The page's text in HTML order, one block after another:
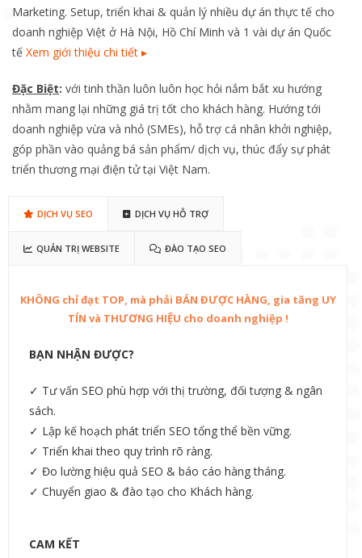
Marketing. Setup, triển khai & quản lý nhiều dự án thực tế cho
doanh nghiệp Việt ở Hà Nội, Hồ Chí Minh và 1 vài dự án Quốc
tế Xem giới thiệu chi tiết ▸
Đặc Biệt: với tinh thần luôn luôn học hỏi nắm bắt xu hướng
nhằm mang lại những giá trị tốt cho khách hàng. Hướng tới
doanh nghiệp vừa và nhỏ (SMEs), hỗ trợ cá nhân khởi nghiệp,
góp phần vào quảng bá sản phẩm/ dịch vụ, thúc đẩy sự phát
triển thương mại điện tử tại Việt Nam.
DỊCH VỤ SEO DỊCH VỤ HỖ TRỢ
QUẢN TRỊ WEBSITE ĐÀO TẠO SEO
KHÔNG chỉ đạt TOP, mà phải BÁN ĐƯỢC HÀNG, gia tăng UY
TÍN và THƯƠNG HIỆU cho doanh nghiệp !
BẠN NHẬN ĐƯỢC?
✓ Tư vấn SEO phù hợp với thị trường, đối tượng & ngân
sách.
✓ Lập kế hoạch phát triển SEO tổng thể bền vững.
✓ Triển khai theo quy trình rõ ràng.
✓ Đo lường hiệu quả SEO & báo cáo hàng tháng.
✓ Chuyển giao & đào tạo cho Khách hàng.
CAM KẾT